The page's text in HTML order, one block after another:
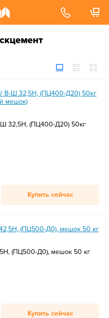
32,5Н, (ПЦ400-Д20) 50кг
Купить сейчас
(ПЦ500-Д0), мешок 50 кг
Купить сейчас